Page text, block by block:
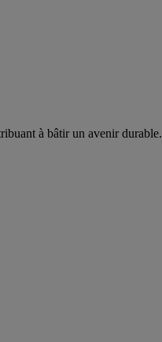
à bâtir un avenir durable.